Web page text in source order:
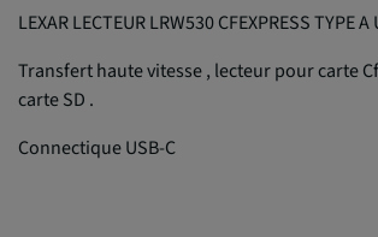
LEXAR LECTEUR LRW530 CFEXPRESS TYPE A
Transfert haute vitesse , lecteur pour carte
carte SD .
Connectique USB-C